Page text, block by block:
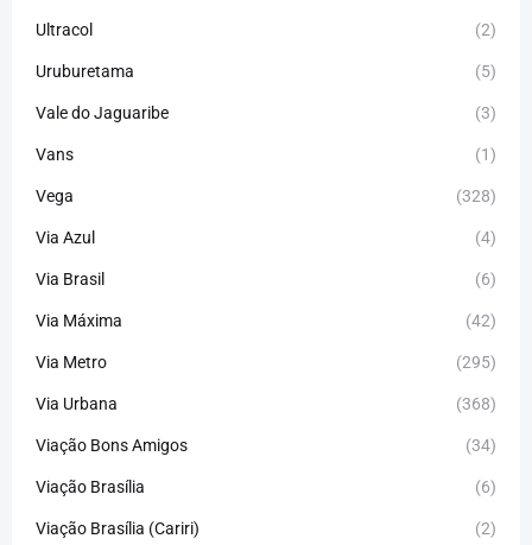
Ultracol (2)
Uruburetama (5)
Vale do Jaguaribe (3)
Vans (1)
Vega (328)
Via Azul (4)
Via Brasil (6)
Via Máxima (42)
Via Metro (295)
Via Urbana (368)
Viação Bons Amigos (34)
Viação Brasília (6)
Viação Brasília (Cariri) (2)